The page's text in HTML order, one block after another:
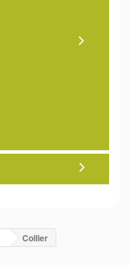
Collier